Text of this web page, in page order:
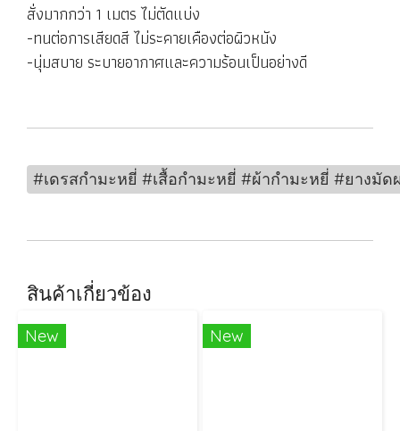
สั่งมากกว่า 1 เมตร ไม่ตัดแบ่ง
-ทนต่อการเสียดสี ไม่ระคายเคืองต่อผิวหนัง
-นุ่มสบาย ระบายอากาศและความร้อนเป็นอย่างดี
#เดรสกำมะหยี่ #เสื้อกำมะหยี่ #ผ้ากำมะหยี่ #ยางมั
สินค้าเกี่ยวข้อง
New New